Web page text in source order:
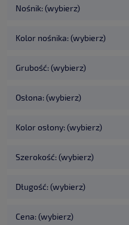
Nośnik: (wybierz)
Kolor nośnika: (wybierz)
Grubość: (wybierz)
Osłona: (wybierz)
Kolor osłony: (wybierz)
Szerokość: (wybierz)
Długość: (wybierz)
Cena: (wybierz)